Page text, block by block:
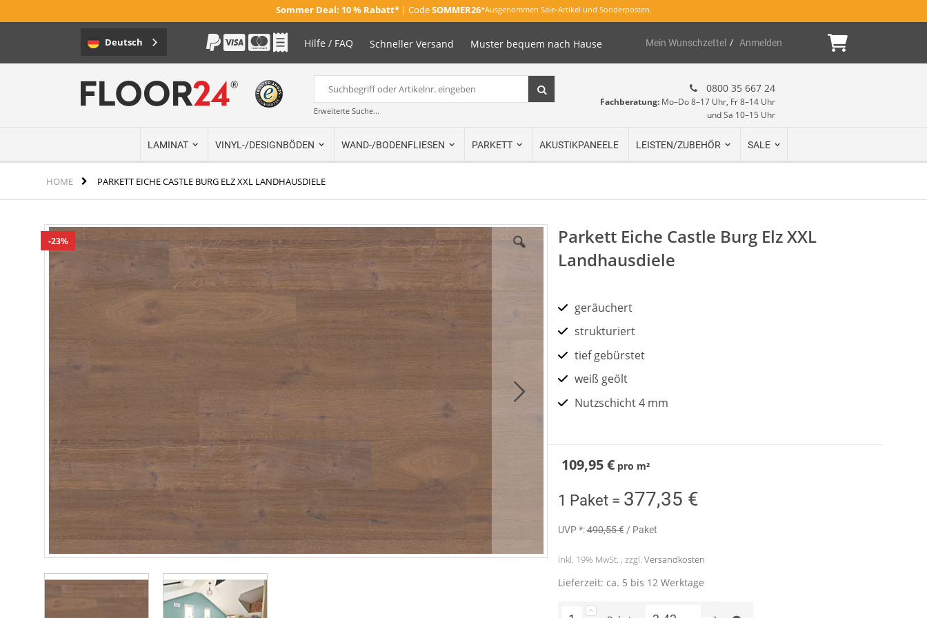
Sommer Deal: 10 % Rabatt*| CodeSOMMER26*Ausgenommen Sale-Artikel und Sonderposten.
Hilfe / FAQ Schneller Versand Muster bequem nach Hause Mein
Mein Wunschzettel Anmelden
Direkt
Suche
Suche
Erweiterte Suche...
0800 35 667 24
Fachberatung: Mo–Do 8–17 Uhr, Fr 8–14 Uhr
und Sa 10–15 Uhr
LAMINAT VINYL-/DESIGNBÖDEN WAND-/BODENFLIESEN PARKETT AKUSTIKPANEELE LEISTEN/ZUBEHÖR SALE
HOME PARKETT EICHE CASTLE BURG ELZ XXL LANDHAUSDIELE
Zum
Ende
der
Bildergalerie
springen
23%
Parkett Eiche Castle Burg Elz XXL
Landhausdiele
geräuchert
strukturiert
tief gebürstet
weiß geölt
Nutzschicht 4 mm
109,95 €pro m²
1 Paket = 377,35 €
UVP *:490,55 €/ Paket
Inkl. 19% MwSt. , zzgl. Versandkosten
Lieferzeit: ca. 5 bis 12 Werktage
Deutsch